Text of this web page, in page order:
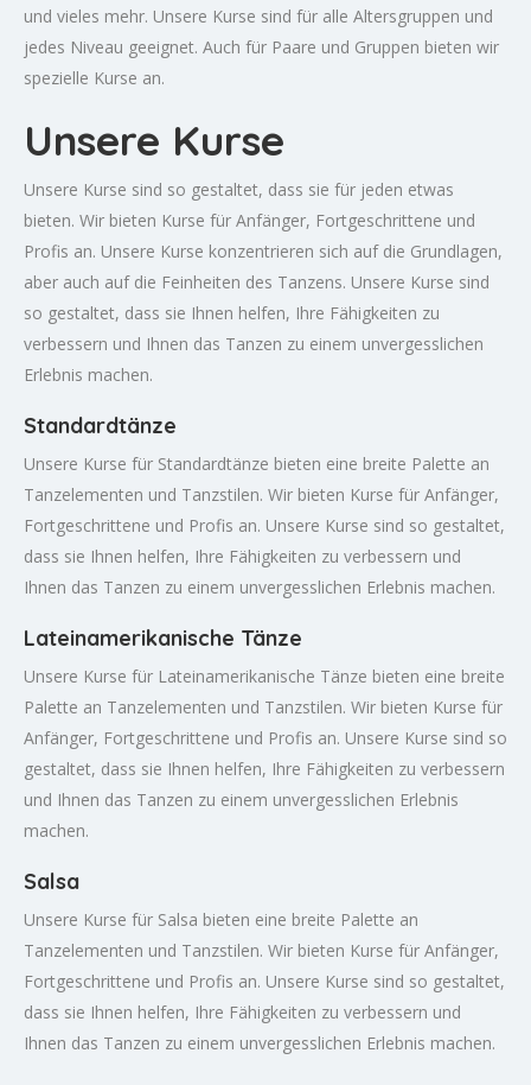
und vieles mehr. Unsere Kurse sind für alle Altersgruppen und
jedes Niveau geeignet. Auch für Paare und Gruppen bieten wir
spezielle Kurse an.
Unsere Kurse
Unsere Kurse sind so gestaltet, dass sie für jeden etwas
bieten. Wir bieten Kurse für Anfänger, Fortgeschrittene und
Profis an. Unsere Kurse konzentrieren sich auf die Grundlagen,
aber auch auf die Feinheiten des Tanzens. Unsere Kurse sind
so gestaltet, dass sie Ihnen helfen, Ihre Fähigkeiten zu
verbessern und Ihnen das Tanzen zu einem unvergesslichen
Erlebnis machen.
Standardtänze
Unsere Kurse für Standardtänze bieten eine breite Palette an
Tanzelementen und Tanzstilen. Wir bieten Kurse für Anfänger,
Fortgeschrittene und Profis an. Unsere Kurse sind so gestaltet,
dass sie Ihnen helfen, Ihre Fähigkeiten zu verbessern und
Ihnen das Tanzen zu einem unvergesslichen Erlebnis machen.
Lateinamerikanische Tänze
Unsere Kurse für Lateinamerikanische Tänze bieten eine breite
Palette an Tanzelementen und Tanzstilen. Wir bieten Kurse für
Anfänger, Fortgeschrittene und Profis an. Unsere Kurse sind so
gestaltet, dass sie Ihnen helfen, Ihre Fähigkeiten zu verbessern
und Ihnen das Tanzen zu einem unvergesslichen Erlebnis
machen.
Salsa
Unsere Kurse für Salsa bieten eine breite Palette an
Tanzelementen und Tanzstilen. Wir bieten Kurse für Anfänger,
Fortgeschrittene und Profis an. Unsere Kurse sind so gestaltet,
dass sie Ihnen helfen, Ihre Fähigkeiten zu verbessern und
Ihnen das Tanzen zu einem unvergesslichen Erlebnis machen.